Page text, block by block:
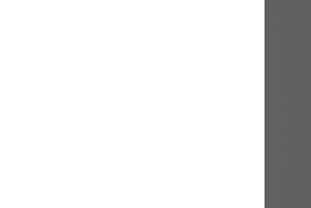
der letzten
nicht mehr von der
bekommen hat. Das
ist rechnerisch